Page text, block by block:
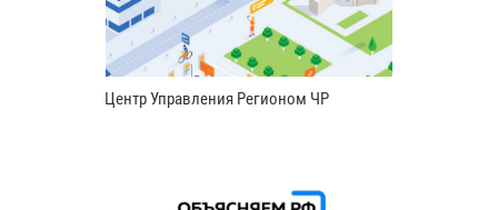
Центр Управления Регионом ЧР